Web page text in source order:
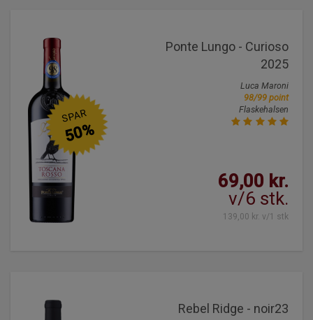
Ponte Lungo - Curioso
2025
Luca Maroni
98/99 point
Flaskehalsen
69,00 kr.
v/6 stk.
139,00 kr. v/1 stk
SPAR
50%
Rebel Ridge - noir23